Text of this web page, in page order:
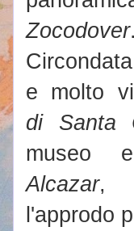
Zocodover.
e molto
di Santa
museo
Alcazar,
l'approdo